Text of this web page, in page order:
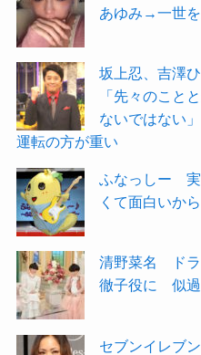
あゆみ→一世
坂上忍、吉澤
「先々のこと
ないではない
運転の方が重い
ふなっしー 実
くて面白いか
清野菜名 ドラ
徹子役に 似過
セブンイレブ